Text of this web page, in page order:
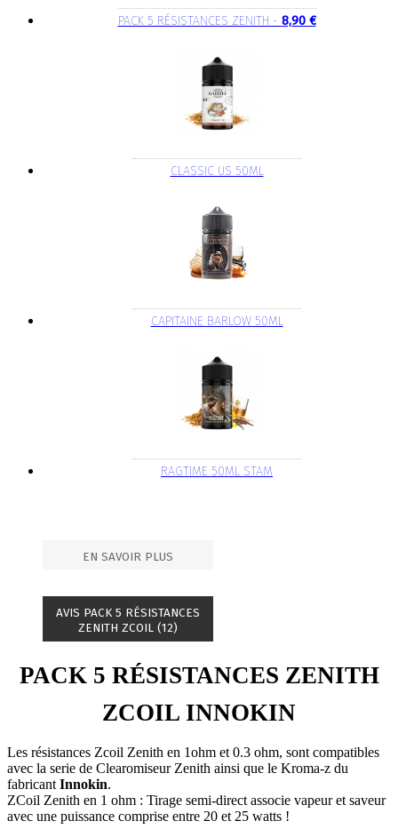
PACK 5 RÉSISTANCES ZENITH - 8,90 €
CLASSIC US 50ML
CAPITAINE BARLOW 50ML
RAGTIME 50ML STAM
EN SAVOIR PLUS
AVIS PACK 5 RÉSISTANCES
ZENITH ZCOIL (12)
PACK 5 RÉSISTANCES ZENITH
ZCOIL INNOKIN
Les résistances Zcoil Zenith en 1ohm et 0.3 ohm, sont compatibles
avec la serie de Clearomiseur Zenith ainsi que le Kroma-z du
fabricant Innokin.
ZCoil Zenith en 1 ohm : Tirage semi-direct associe vapeur et saveur
avec une puissance comprise entre 20 et 25 watts !